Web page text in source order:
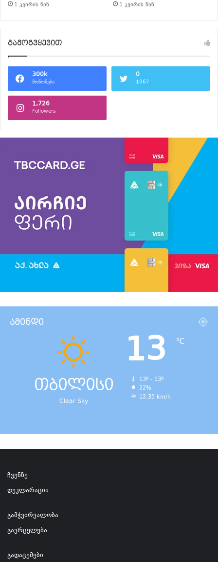
1 კვირის წინ 1 კვირის წინ
გამოგვყევით
300k
მოწონება
0
1067
1,726
Followers
ამინდი
თბილისი
Clear Sky
13 ℃
13º - 13º
22%
12.35 km/h
ჩვენზე
დეკლარაცია
გამჭვირვალობა
გავრცელება
გადაცემები